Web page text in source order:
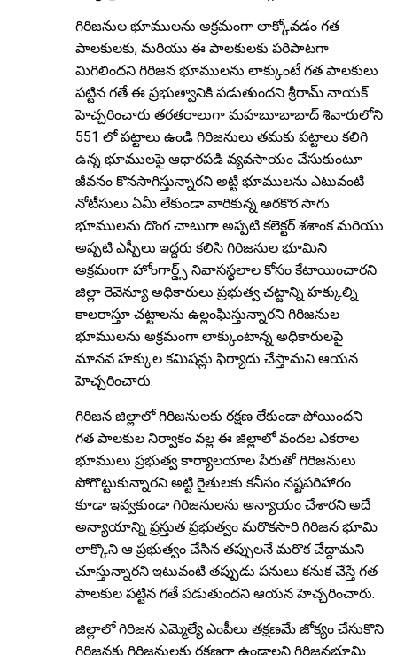
గిరిజనుల భూములను అక్రమంగా లాక్కోవడం గత
పాలకులకు, మరియు ఈ పాలకులకు పరిపాటగా
మిగిలిందని గిరిజన భూములను లాక్కుంటే గత పాలకులు
పట్టిన గతే ఈ ప్రభుత్వానికి పడుతుందని శ్రీరామ్ నాయక్
హెచ్చరించారు తరతరాలుగా మహబూబాబాద్ శివారులోని
551 లో పట్టాలు ఉండి గిరిజనులు తమకు పట్టాలు కలిగి
ఉన్న భూములపై ఆధారపడి వ్యవసాయం చేసుకుంటూ
జీవనం కొనసాగిస్తున్నారని అట్టి భూములను ఎటువంటి
నోటీసులు ఏమీ లేకుండా వారికున్న అరకొర సాగు
భూములను దొంగ చాటుగా అప్పటి కలెక్టర్ శశాంక మరియు
అప్పటి ఎస్పీలు ఇద్దరు కలిసి గిరిజనుల భూమిని
అక్రమంగా హోంగార్డ్స్ నివాసస్థలాల కోసం కేటాయించారని
జిల్లా రెవెన్యూ అధికారులు ప్రభుత్వ చట్టాన్ని హక్కుల్ని
కాలరాస్తూ చట్టాలను ఉల్లంఘిస్తున్నారని గిరిజనుల
భూములను అక్రమంగా లాక్కుంటాన్న అధికారులపై
మానవ హక్కుల కమిషన్లు ఫిర్యాదు చేస్తామని ఆయన
హెచ్చరించారు.
గిరిజన జిల్లాలో గిరిజనులకు రక్షణ లేకుండా పోయిందని
గత పాలకుల నిర్వాకం వల్ల ఈ జిల్లాలో వందల ఎకరాల
భూములు ప్రభుత్వ కార్యాలయాల పేరుతో గిరిజనులు
పోగొట్టుకున్నారని అట్టి రైతులకు కనీసం నష్టపరిహారం
కూడా ఇవ్వకుండా గిరిజనులను అన్యాయం చేశారని అదే
అన్యాయాన్ని ప్రస్తుత ప్రభుత్వం మరొకసారి గిరిజన భూమి
లాక్కొని ఆ ప్రభుత్వం చేసిన తప్పులనే మరొక చేద్దామని
చూస్తున్నారని ఇటువంటి తప్పుడు పనులు కనుక చేస్తే గత
పాలకుల పట్టిన గతే పడుతుందని ఆయన హెచ్చరించారు.
జిల్లాలో గిరిజన ఎమ్మెల్యే ఎంపీలు తక్షణమే జోక్యం చేసుకొని
గిరిజనకు గిరిజనులకు రక్షణగా ఉండాలని గిరిజనభూమి